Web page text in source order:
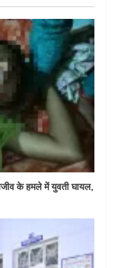
के हमले में युवती घायल,